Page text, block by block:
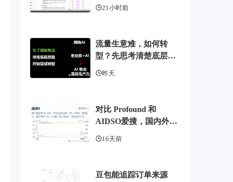
21小时前
流量生意难，如何转
型？先思考清楚底层逻
昨天
对比 Profound 和
AIDSO爱搜，国内外
16天前
豆包能追踪订单来源